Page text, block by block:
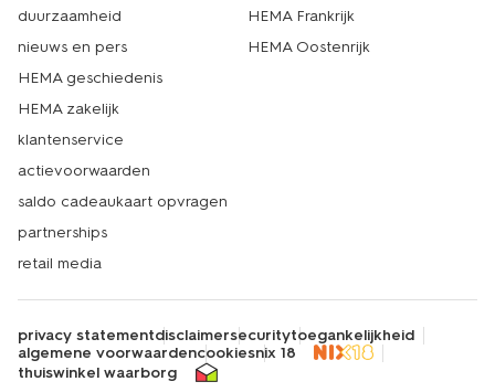
duurzaamheid
nieuws en pers
HEMA geschiedenis
HEMA zakelijk
klantenservice
actievoorwaarden
saldo cadeaukaart opvragen
partnerships
retail media
HEMA Frankrijk
HEMA Oostenrijk
privacy statementdisclaimersecuritytoegankelijkheid
algemene voorwaardencookiesnix 18
thuiswinkel waarborg